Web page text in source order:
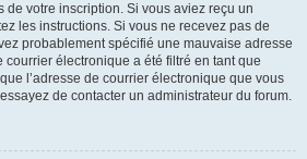
de votre inscription. Si vous aviez reçu un
les instructions. Si vous ne recevez pas de
probablement spécifié une mauvaise adresse
électronique a été filtré en tant que
l’adresse de courrier électronique que vous
de contacter un administrateur du forum.